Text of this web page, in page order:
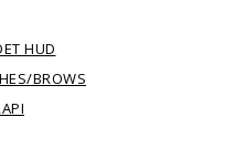
HUD
BROWS